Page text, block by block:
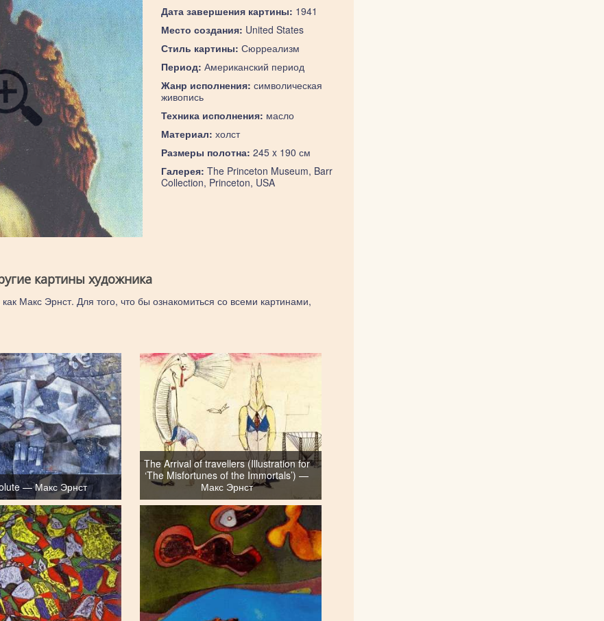
Дата завершения картины: 1941
Место создания: United States
Стиль картины: Сюрреализм
Период: Американский период
Жанр исполнения: символическая
живопись
Техника исполнения: масло
Материал: холст
Размеры полотна: 245 x 190 см
Галерея: The Princeton Museum, Barr
Collection, Princeton, USA
картины художника
Макс Эрнст. Для того, что бы ознакомиться со всеми картинами,
— Макс Эрнст
The Arrival of travellers (Illustration for
‘The Misfortunes of the Immortals’) —
Макс Эрнст